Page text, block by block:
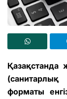
Қазақстанда
форматы